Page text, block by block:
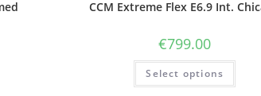
CCM Extreme Flex E6.9 Int.
€799.00
Select options